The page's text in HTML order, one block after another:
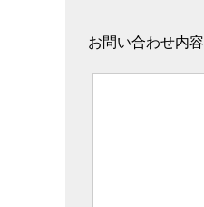
お問い合わせ内容